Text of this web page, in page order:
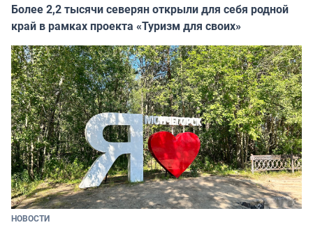
Более 2,2 тысячи северян открыли для себя родной
край в рамках проекта «Туризм для своих»
НОВОСТИ